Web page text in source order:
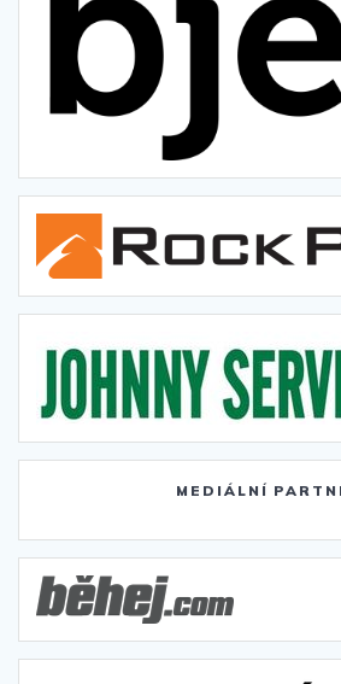
MEDIÁLNÍ